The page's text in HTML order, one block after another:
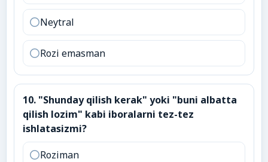
Neytral
Rozi emasman
10. "Shunday qilish kerak" yoki "buni albatta qilish
10. "Shunday qilish kerak" yoki "buni albatta
qilish lozim" kabi iboralarni tez-tez
ishlatasizmi?
Roziman